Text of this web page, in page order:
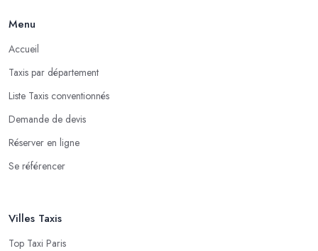
Menu
Accueil
Taxis par département
Liste Taxis conventionnés
Demande de devis
Réserver en ligne
Se référencer
Villes Taxis
Top Taxi Paris